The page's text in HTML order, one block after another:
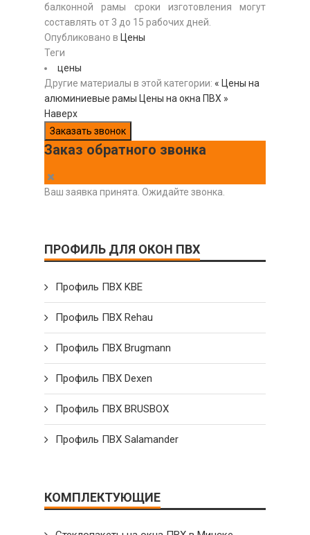
балконной рамы сроки изготовления могут
составлять от 3 до 15 рабочих дней.
Опубликовано в Цены
Теги
цены
Другие материалы в этой категории: « Цены на
алюминиевые рамы Цены на окна ПВХ »
Наверх
Заказать звонок
Заказ обратного звонка
Ваш заявка принята. Ожидайте звонка.
ПРОФИЛЬ ДЛЯ ОКОН ПВХ
Профиль ПВХ KBE
Профиль ПВХ Rehau
Профиль ПВХ Brugmann
Профиль ПВХ Dexen
Профиль ПВХ BRUSBOX
Профиль ПВХ Salamander
КОМПЛЕКТУЮЩИЕ